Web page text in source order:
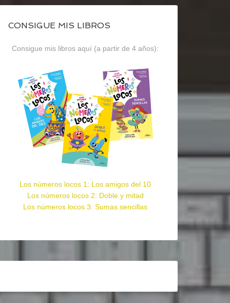
CONSIGUE MIS LIBROS
Consigue mis libros aquí (a partir de 4 años):
Los números locos 1: Los amigos del 10
Los números locos 2: Doble y mitad
Los números locos 3: Sumas sencillas